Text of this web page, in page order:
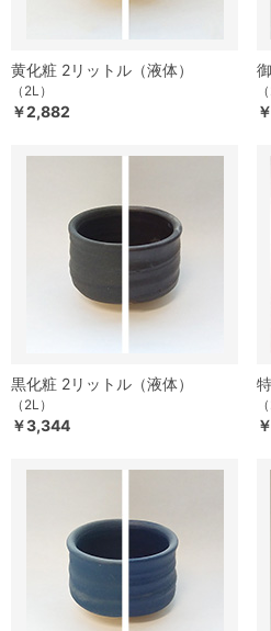
黄化粧 2リットル（液体）
（2L）
￥2,882
黒化粧 2リットル（液体）
（2L）
￥3,344